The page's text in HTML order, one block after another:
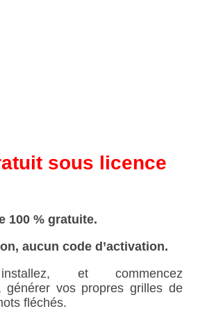
sous licence
100 % gratuite.
aucun code d’activation.
et commencez
générer vos propres grilles de
fléchés.